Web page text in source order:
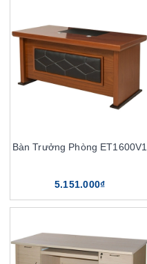
Bàn Trưởng Phòng ET1600V1
5.151.000₫